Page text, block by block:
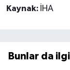
Kaynak: İHA
Bunlar da